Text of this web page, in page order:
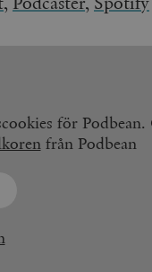
för Podbean.
från Podbean